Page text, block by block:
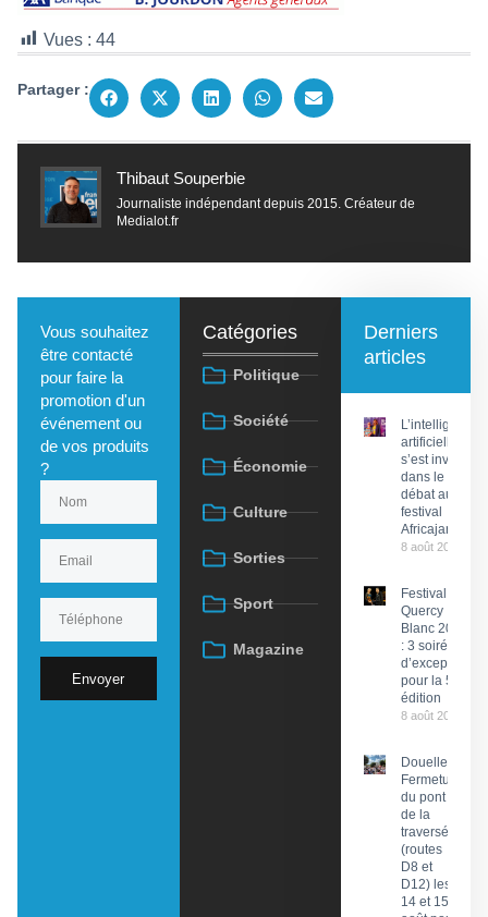
Vues : 44
Partager :
Thibaut Souperbie
Journaliste indépendant depuis 2015. Créateur de
Medialot.fr
Vous souhaitez
être contacté
pour faire la
promotion d'un
événement ou
de vos produits
?
Envoyer
Catégories
Politique
Société
Économie
Culture
Sorties
Sport
Magazine
Derniers
articles
L’intelligence
artificielle
s’est invitée
dans le
débat au
festival
Africajarc
8 août 2026
Festival du
Quercy
Blanc 2026
: 3 soirées
d’exception
pour la 58e
édition
8 août 2026
Douelle :
Fermeture
du pont et
de la
traversée
(routes
D8 et
D12) les
14 et 15